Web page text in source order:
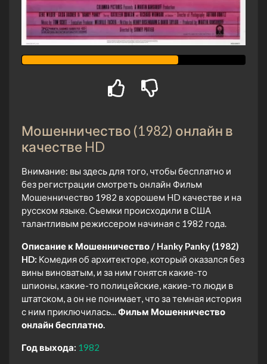
Мошенничество (1982) онлайн в
качестве HD
Внимание: вы здесь для того, чтобы бесплатно и
без регистрации смотреть онлайн Фильм
Мошенничество 1982 в хорошем HD качестве и на
русском языке. Сьемки происходили в США
талантливым режиссером начиная с 1982 года.
Описание к Мошенничество / Hanky Panky (1982)
HD: Комедия об архитекторе, который оказался без
вины виноватым, и за ним гонятся какие-то
шпионы, какие-то полицейские, какие-то люди в
штатском, а он не понимает, что за темная история
с ним приключилась...Фильм Мошенничество
онлайн бесплатно.
Год выхода: 1982